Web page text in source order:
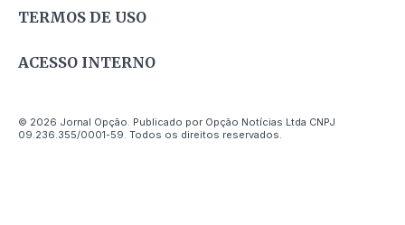
TERMOS DE USO
ACESSO INTERNO
© 2026 Jornal Opção. Publicado por Opção Notícias Ltda CNPJ
09.236.355/0001-59. Todos os direitos reservados.